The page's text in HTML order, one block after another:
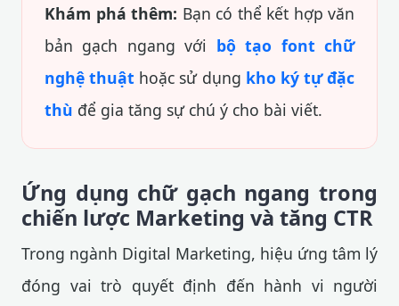
Khám phá thêm: Bạn có thể kết hợp văn
bản gạch ngang với bộ tạo font chữ
nghệ thuật hoặc sử dụng kho ký tự đặc
thù để gia tăng sự chú ý cho bài viết.
Ứng dụng chữ gạch ngang trong
chiến lược Marketing và tăng CTR
Trong ngành Digital Marketing, hiệu ứng tâm lý
đóng vai trò quyết định đến hành vi người